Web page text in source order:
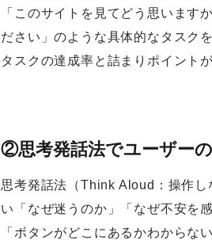
「このサイトを見てどう思います
ださい」のような具体的なタスク
タスクの達成率と詰まりポイント
②思考発話法でユーザー
思考発話法（Think Aloud：操作
い「なぜ迷うのか」「なぜ不安を
「ボタンがどこにあるかわからな